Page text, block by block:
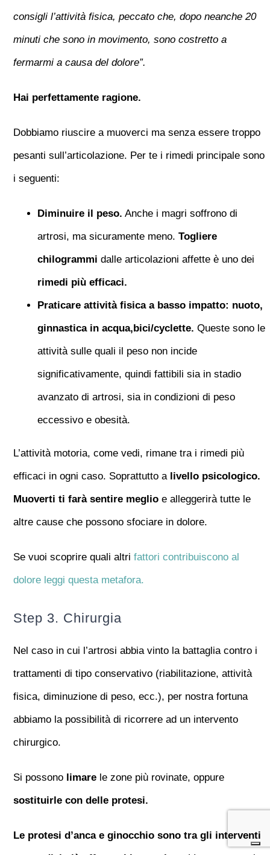
consigli l’attività fisica, peccato che, dopo neanche 20
minuti che sono in movimento, sono costretto a
fermarmi a causa del dolore”.
Hai perfettamente ragione.
Dobbiamo riuscire a muoverci ma senza essere troppo
pesanti sull’articolazione. Per te i rimedi principale sono
i seguenti:
Diminuire il peso. Anche i magri soffrono di
artrosi, ma sicuramente meno.Togliere
chilogrammi dalle articolazioni affette è uno dei
rimedi più efficaci.
Praticare attività fisica a basso impatto: nuoto,
ginnastica in acqua,bici/cyclette.Queste sono le
attività sulle quali il peso non incide
significativamente, quindi fattibili sia in stadio
avanzato di artrosi, sia in condizioni di peso
eccessivo e obesità.
L’attività motoria, come vedi, rimane tra i rimedi più
efficaci in ogni caso. Soprattutto alivello psicologico.
Muoverti ti farà sentire meglio e alleggerirà tutte le
altre cause che possono sfociare in dolore.
Se vuoi scoprire quali altrifattori contribuiscono al
dolore leggi questa metafora.
Step 3. Chirurgia
Nel caso in cui l’artrosi abbia vinto la battaglia contro i
trattamenti di tipo conservativo (riabilitazione, attività
fisica, diminuzione di peso, ecc.), per nostra fortuna
abbiamo la possibilità di ricorrere ad un intervento
chirurgico.
Si possono limare le zone più rovinate, oppure
sostituirle con delle protesi.
Le protesi d’anca e ginocchio sono tra gli interventi